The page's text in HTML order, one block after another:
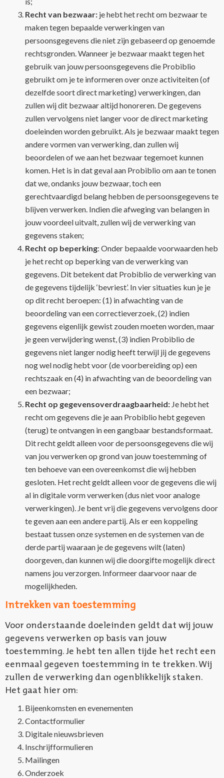
Recht van bezwaar: je hebt het recht om bezwaar te
maken tegen bepaalde verwerkingen van
persoonsgegevens die niet zijn gebaseerd op genoemde
rechtsgronden. Wanneer je bezwaar maakt tegen het
gebruik van jouw persoonsgegevens die Probiblio
gebruikt om je te informeren over onze activiteiten (of
dezelfde soort direct marketing) verwerkingen, dan
zullen wij dit bezwaar altijd honoreren. De gegevens
zullen vervolgens niet langer voor de direct marketing
doeleinden worden gebruikt. Als je bezwaar maakt tegen
andere vormen van verwerking, dan zullen wij
beoordelen of we aan het bezwaar tegemoet kunnen
komen. Het is in dat geval aan Probiblio om aan te tonen
dat we, ondanks jouw bezwaar, toch een
gerechtvaardigd belang hebben de persoonsgegevens te
blijven verwerken. Indien die afweging van belangen in
jouw voordeel uitvalt, zullen wij de verwerking van
gegevens staken;
Recht op beperking: Onder bepaalde voorwaarden heb
je het recht op beperking van de verwerking van
gegevens. Dit betekent dat Probiblio de verwerking van
de gegevens tijdelijk ‘bevriest’. In vier situaties kun je je
op dit recht beroepen: (1) in afwachting van de
beoordeling van een correctieverzoek, (2) indien
gegevens eigenlijk gewist zouden moeten worden, maar
je geen verwijdering wenst, (3) indien Probiblio de
gegevens niet langer nodig heeft terwijl jij de gegevens
nog wel nodig hebt voor (de voorbereiding op) een
rechtszaak en (4) in afwachting van de beoordeling van
een bezwaar;
Recht op gegevensoverdraagbaarheid: Je hebt het
recht om gegevens die je aan Probiblio hebt gegeven
(terug) te ontvangen in een gangbaar bestandsformaat.
Dit recht geldt alleen voor de persoonsgegevens die wij
van jou verwerken op grond van jouw toestemming of
ten behoeve van een overeenkomst die wij hebben
gesloten. Het recht geldt alleen voor de gegevens die wij
al in digitale vorm verwerken (dus niet voor analoge
verwerkingen). Je bent vrij die gegevens vervolgens door
te geven aan een andere partij. Als er een koppeling
bestaat tussen onze systemen en de systemen van de
derde partij waaraan je de gegevens wilt (laten)
doorgeven, dan kunnen wij die doorgifte mogelijk direct
namens jou verzorgen. Informeer daarvoor naar de
mogelijkheden.
Intrekken van toestemming
Voor onderstaande doeleinden geldt dat wij jouw
gegevens verwerken op basis van jouw
toestemming. Je hebt ten allen tijde het recht een
eenmaal gegeven toestemming in te trekken. Wij
zullen de verwerking dan ogenblikkelijk staken.
Het gaat hier om:
Bijeenkomsten en evenementen
Contactformulier
Digitale nieuwsbrieven
Inschrijfformulieren
Mailingen
Onderzoek